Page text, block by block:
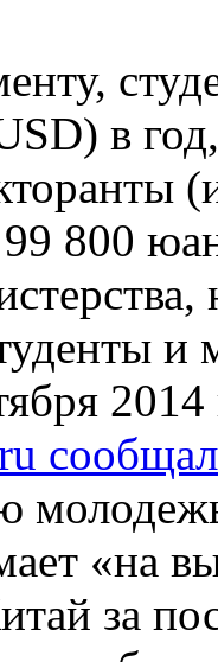
в
99 800
«на
за